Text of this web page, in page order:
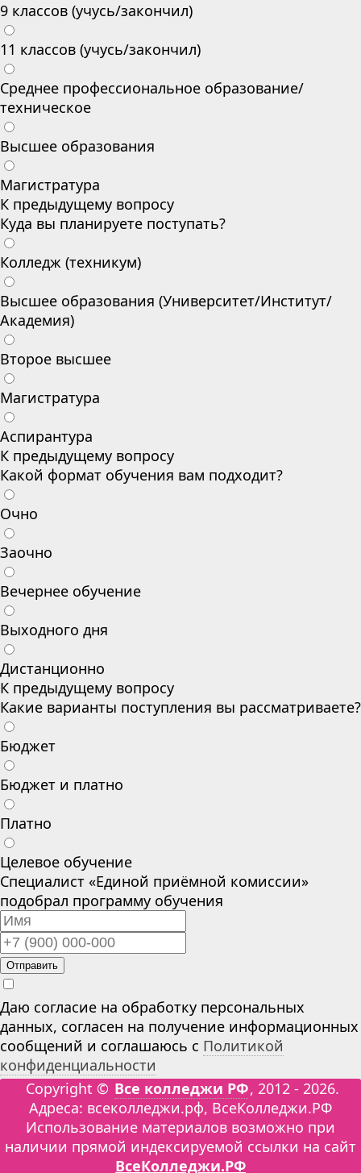
9 классов (учусь/закончил)
11 классов (учусь/закончил)
Среднее профессиональное образование/
техническое
Высшее образования
Магистратура
К предыдущему вопросу
Куда вы планируете поступать?
Колледж (техникум)
Высшее образования (Университет/Институт/
Академия)
Второе высшее
Магистратура
Аспирантура
К предыдущему вопросу
Какой формат обучения вам подходит?
Очно
Заочно
Вечернее обучение
Выходного дня
Дистанционно
К предыдущему вопросу
Какие варианты поступления вы рассматриваете?
Бюджет
Бюджет и платно
Платно
Целевое обучение
Специалист «Единой приёмной комиссии»
подобрал программу обучения
Отправить
Даю согласие на обработку персональных
данных, согласен на получение информационных
сообщений и соглашаюсь с Политикой
конфиденциальности
Copyright © Все колледжи РФ, 2012 - 2026.
Адреса: всеколледжи.рф, ВсеКолледжи.РФ
Использование материалов возможно при
наличии прямой индексируемой ссылки на сайт
ВсеКолледжи.РФ